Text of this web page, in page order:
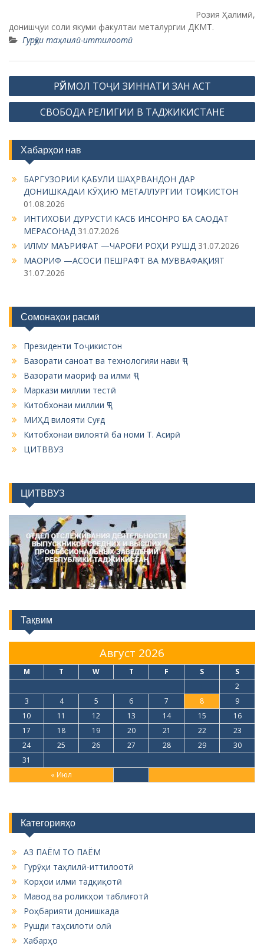
Розия Ҳалимӣ,
донишҷуи соли якуми факултаи металургии ДКМТ.
Гурӯҳи таҳлилӣ-иттилоотӣ
P
o
v
g
t
n
РӮЙМОЛ ТОҶИ ЗИННАТИ ЗАН АСТ
СВОБОДА РЕЛИГИИ В ТАДЖИКИСТАНЕ
Хабарҳои нав
БАРГУЗОРИИ ҚАБУЛИ ШАҲРВАНДОН ДАР
ДОНИШКАДАИ КӮҲИЮ МЕТАЛЛУРГИИ ТОҶИКИСТОН
01.08.2026
ИНТИХОБИ ДУРУСТИ КАСБ ИНСОНРО БА САОДАТ
МЕРАСОНАД 31.07.2026
ИЛМУ МАЪРИФАТ —ЧАРОҒИ РОҲИ РУШД 31.07.2026
МАОРИФ —АСОСИ ПЕШРАФТ ВА МУВВАФАҚИЯТ
31.07.2026
Сомонаҳои расмӣ
Президенти Тоҷикистон
Вазорати саноат ва технологияи нави ҶТ
Вазорати маориф ва илми ҶТ
Маркази миллии тестӣ
Китобхонаи миллии ҶТ
МИҲД вилояти Суғд
Китобхонаи вилоятӣ ба номи Т. Асирӣ
ЦИТВВУЗ
ЦИТВВУЗ
Тақвим
Август 2026
M T W T F S S
« Июл
2
3
4 5 6 7 8
9
10
11 12 13 14 15
16
17
18 19 20 21 22
23
24
25 26 27 28 29
30
31
Категорияҳо
АЗ ПАЁМ ТО ПАЁМ
Гурӯҳи таҳлилӣ-иттилоотӣ
Корҳои илми тадқиқотӣ
Мавод ва роликҳои таблиғотӣ
Роҳбарияти донишкада
Рушди таҳсилоти олӣ
Хабарҳо